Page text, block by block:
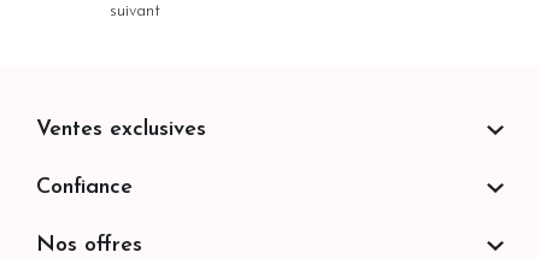
suivant
Ventes exclusives
Confiance
Nos offres